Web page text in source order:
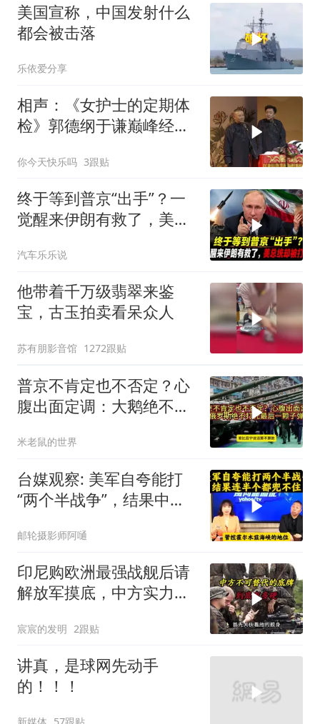
美国宣称，中国发射什么
都会被击落
乐依爱分享
相声：《女护士的定期体
检》郭德纲于谦巅峰经典
你今天快乐吗 3跟贴
终于等到普京“出手”？一
觉醒来伊朗有救了，美总
汽车乐乐说
他带着千万级翡翠来鉴
宝，古玉拍卖看呆众人
苏有朋影音馆 1272跟贴
普京不肯定也不否定？心
腹出面定调：大鹅绝不打
米老鼠的世界
台媒观察: 美军自夸能打
“两个半战争”，结果中东
邮轮摄影师阿嗵
印尼购欧洲最强战舰后请
解放军摸底，中方实力几
宸宸的发明 2跟贴
讲真，是球网先动手
的！！！